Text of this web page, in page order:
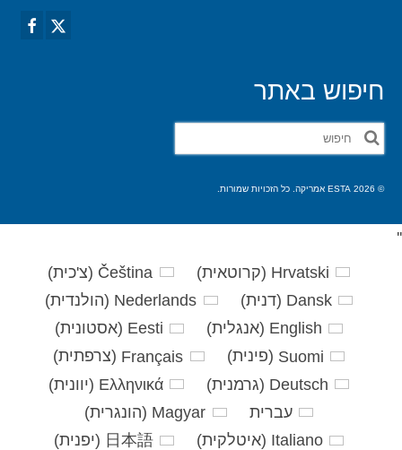
חיפוש באתר
חפש
את:
© 2026 ESTA אמריקה. כל הזכויות שמורות.
'
'
Hrvatski
(קרוטאית)
Čeština
(צ'כית)
Dansk
(דנית)
Nederlands
(הולנדית)
English
(אנגלית)
Eesti
(אסטונית)
Suomi
(פינית)
Français
(צרפתית)
Deutsch
(גרמנית)
Ελληνικά
(יוונית)
עברית
Magyar
(הונגרית)
Italiano
(איטלקית)
日本語
(יפנית)